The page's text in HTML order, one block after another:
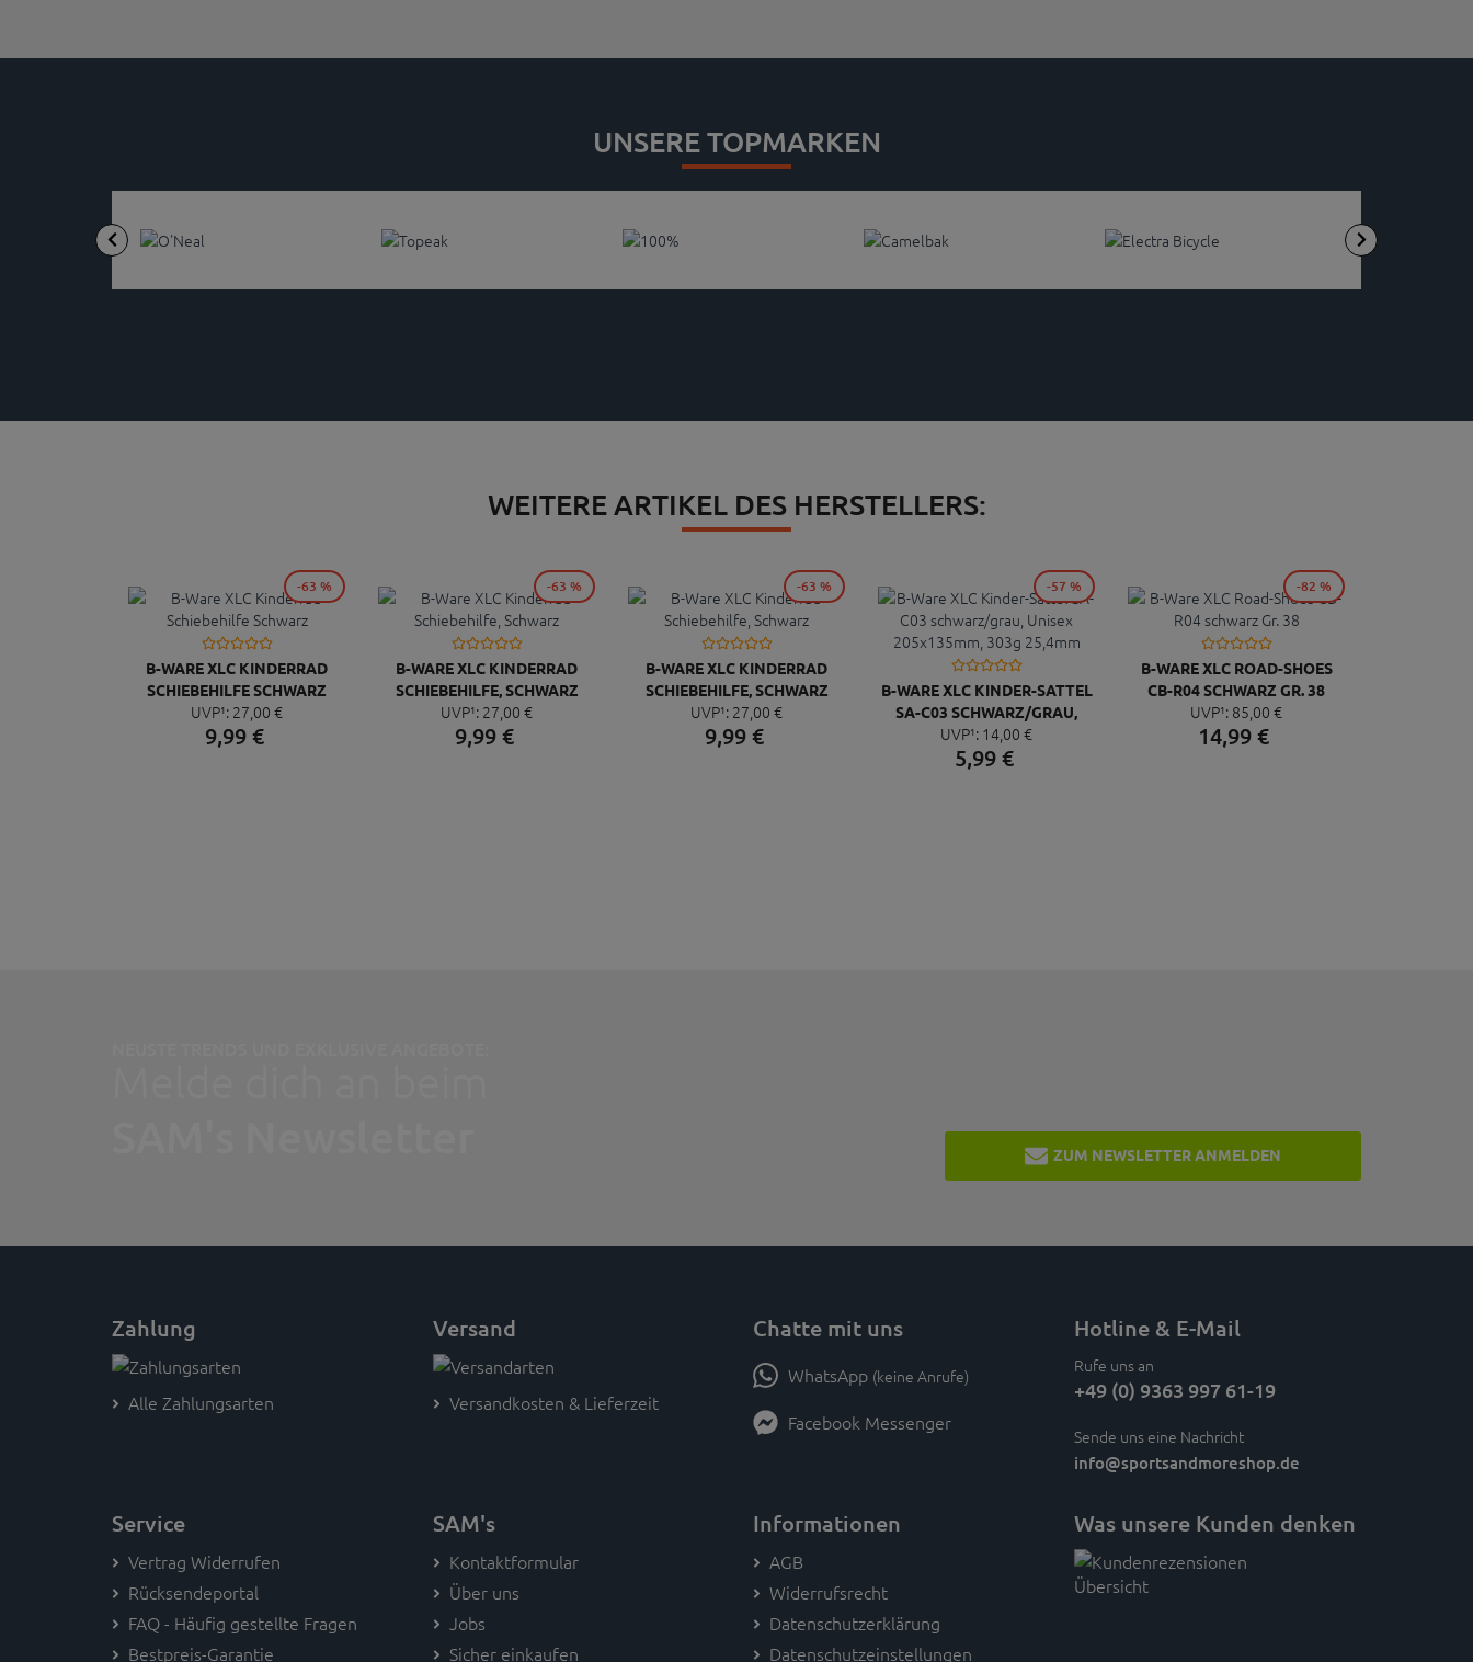
UNSERE TOPMARKEN
WEITERE ARTIKEL DES HERSTELLERS:
B-WARE XLC KINDERRAD
SCHIEBEHILFE SCHWARZ
UVP¹: 27, 00 €
9,99 €
-63 %
B-WARE XLC KINDERRAD
SCHIEBEHILFE, SCHWARZ
UVP¹: 27, 00 €
9,99 €
-63 %
B-WARE XLC KINDERRAD
SCHIEBEHILFE, SCHWARZ
UVP¹: 27, 00 €
9,99 €
-63 %
B-WARE XLC KINDER-SATTEL
SA-C03 SCHWARZ/GRAU,
UNISEX 205X135MM, 303G
25,4MM
UVP¹: 14, 00 €
5,99 €
-57 %
B-WARE XLC ROAD-SHOES
CB-R04 SCHWARZ GR. 38
UVP¹: 85, 00 €
14,99€
-82 %
ZUM NEWSLETTER ANMELDEN
Zahlung
Alle Zahlungsarten
Versand
Versandkosten & Lieferzeit
Chatte mit uns
WhatsApp (keine Anrufe)
Facebook Messenger
Hotline & E-Mail
Rufe uns an
+49 (0) 9363 997 61-19
Sende uns eine Nachricht
info@sportsandmoreshop.de
Service
Vertrag Widerrufen
Rücksendeportal
FAQ - Häufig gestellte Fragen
Bestpreis-Garantie
SAM's
Kontaktformular
Über uns
Jobs
Sicher einkaufen
Informationen
AGB
Widerrufsrecht
Datenschutzerklärung
Datenschutzeinstellungen
Was unsere Kunden denken